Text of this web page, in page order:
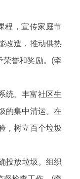
程，宣传家庭节
改造，推动供热
荣誉和奖励。(牵
统。丰富社区生
的集中清运。在
，树立百个垃圾
投放垃圾。组织